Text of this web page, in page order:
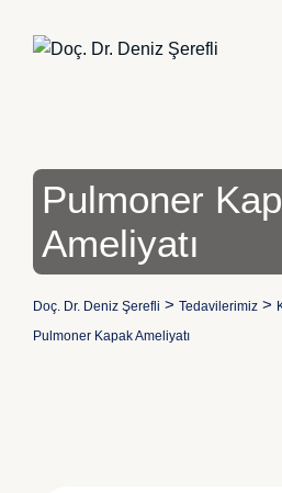
Pulmoner
Ameliyatı
Doç. Dr. Deniz Şerefli > Tedavilerimiz >
Pulmoner Kapak Ameliyatı